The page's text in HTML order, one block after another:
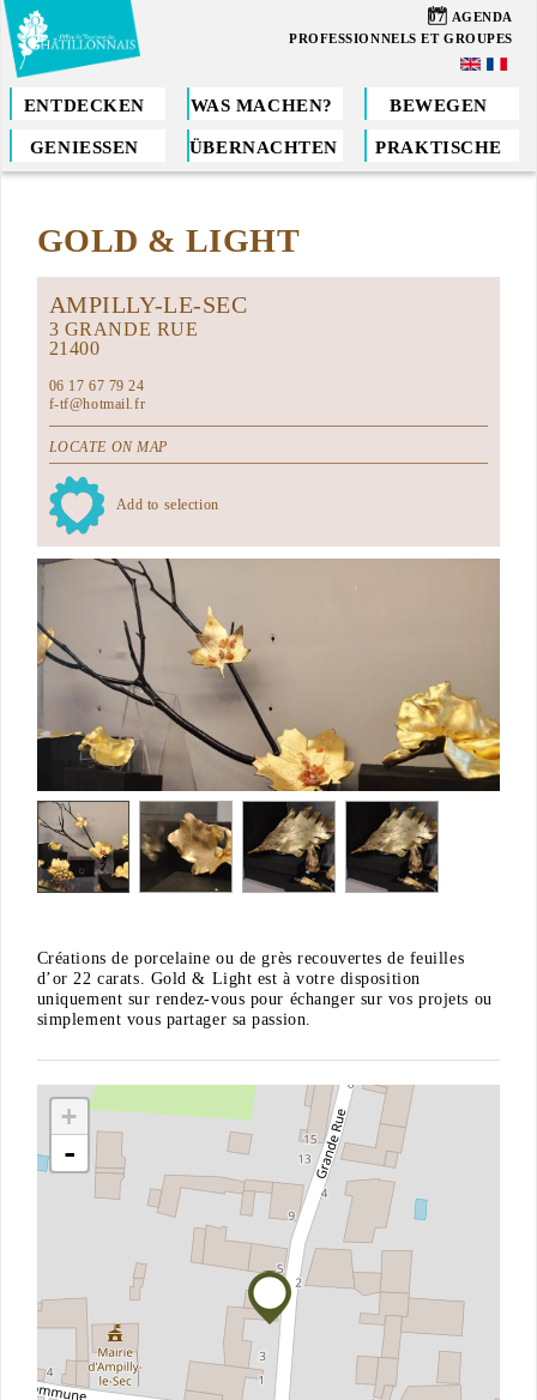
Direkt
zum
Inhalt
07 AGENDA
PROFESSIONNELS ET GROUPES
ENTDECKEN WAS MACHEN? BEWEGEN
GENIESSEN ÜBERNACHTEN PRAKTISCHE
Sie
hierGOLD & LIGHT
AMPILLY-LE-SEC
3 GRANDE RUE
21400
06 17 67 79 24
f-tf@hotmail.fr
LOCATE ON MAP
Add to selection
Créations de porcelaine ou de grès recouvertes de feuilles
d’or 22 carats. Gold & Light est à votre disposition
uniquement sur rendez-vous pour échanger sur vos projets ou
simplement vous partager sa passion.
+
-